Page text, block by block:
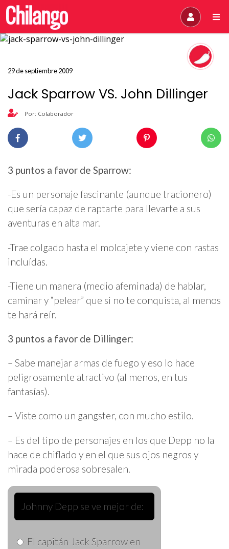
29 de septiembre 2009
Jack Sparrow VS. John Dillinger
Por: Colaborador
3 puntos a favor de Sparrow:
-Es un personaje fascinante (aunque tracionero)
que sería capaz de raptarte para llevarte a sus
aventuras en alta mar.
-Trae colgado hasta el molcajete y viene con rastas
incluídas.
-Tiene un manera (medio afeminada) de hablar,
caminar y “pelear” que si no te conquista, al menos
te hará reír.
3 puntos a favor de Dillinger:
– Sabe manejar armas de fuego y eso lo hace
peligrosamente atractivo (al menos, en tus
fantasías).
– Viste como un gangster, con mucho estilo.
– Es del tipo de personajes en los que Depp no la
hace de chiflado y en el que sus ojos negros y
mirada poderosa sobresalen.
Johnny Depp se ve mejor de:
El capitán Jack Sparrow en